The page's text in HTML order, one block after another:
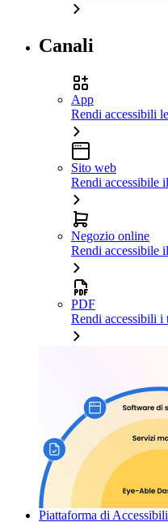
Canali
App
Rendi accessibili
Sito web
Rendi accessibile
Negozio online
Rendi accessibile
PDF
Rendi accessibili i
Piattaforma di